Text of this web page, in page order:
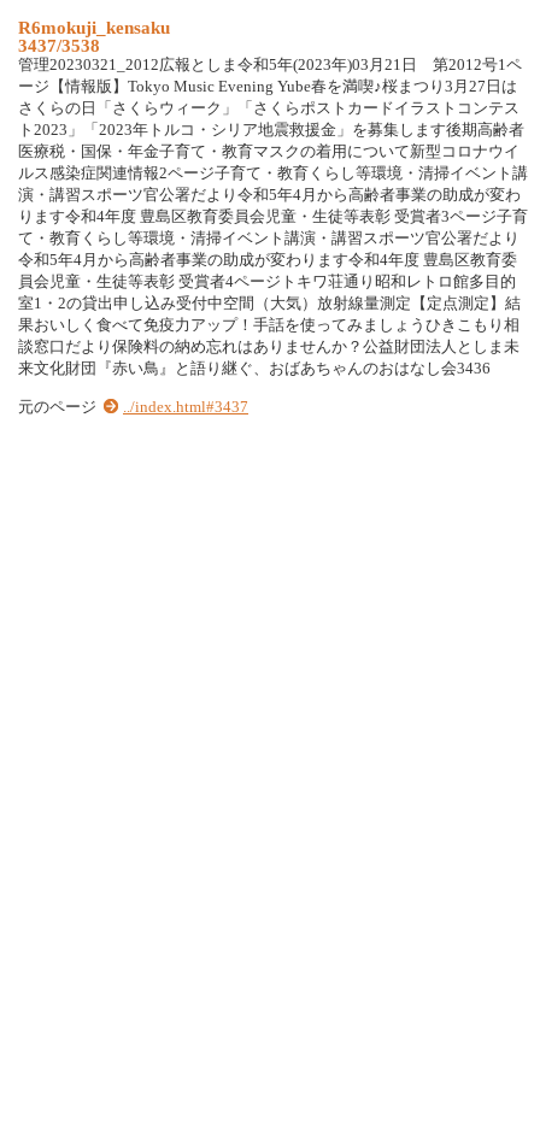
R6mokuji_kensaku
3437/3538
管理20230321_2012広報としま令和5年(2023年)03月21日 第2012号1ペ
ージ【情報版】Tokyo Music Evening Yube春を満喫♪桜まつり3月27日は
さくらの日「さくらウィーク」「さくらポストカードイラストコンテス
ト2023」「2023年トルコ・シリア地震救援金」を募集します後期高齢者
医療税・国保・年金子育て・教育マスクの着用について新型コロナウイ
ルス感染症関連情報2ページ子育て・教育くらし等環境・清掃イベント講
演・講習スポーツ官公署だより令和5年4月から高齢者事業の助成が変わ
ります令和4年度 豊島区教育委員会児童・生徒等表彰 受賞者3ページ子育
て・教育くらし等環境・清掃イベント講演・講習スポーツ官公署だより
令和5年4月から高齢者事業の助成が変わります令和4年度 豊島区教育委
員会児童・生徒等表彰 受賞者4ページトキワ荘通り昭和レトロ館多目的
室1・2の貸出申し込み受付中空間（大気）放射線量測定【定点測定】結
果おいしく食べて免疫力アップ！手話を使ってみましょうひきこもり相
談窓口だより保険料の納め忘れはありませんか？公益財団法人としま未
来文化財団『赤い鳥』と語り継ぐ、おばあちゃんのおはなし会3436
元のページ ../index.html#3437